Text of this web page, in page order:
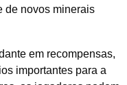
de novos minerais
em recompensas,
importantes para a